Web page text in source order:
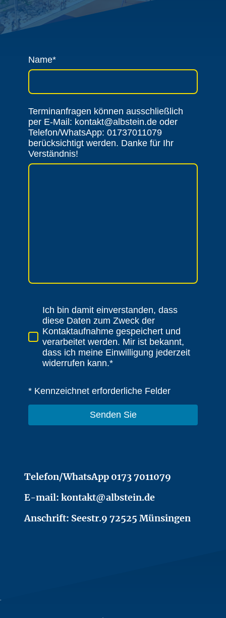
Name*
Terminanfragen können ausschließlich
per E-Mail: kontakt@albstein.de oder
Telefon/WhatsApp: 01737011079
berücksichtigt werden. Danke für Ihr
Verständnis!
Ich bin damit einverstanden, dass
diese Daten zum Zweck der
Kontaktaufnahme gespeichert und
verarbeitet werden. Mir ist bekannt,
dass ich meine Einwilligung jederzeit
widerrufen kann.*
* Kennzeichnet erforderliche Felder
Senden Sie
Telefon/WhatsApp 0173 7011079
E-mail: kontakt@albstein.de
Anschrift: Seestr.9 72525 Münsingen